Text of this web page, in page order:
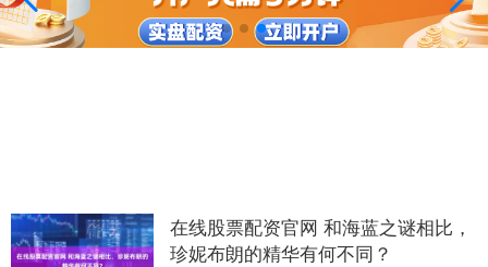
在线股票配资官网 和海蓝之谜相比，
珍妮布朗的精华有何不同？